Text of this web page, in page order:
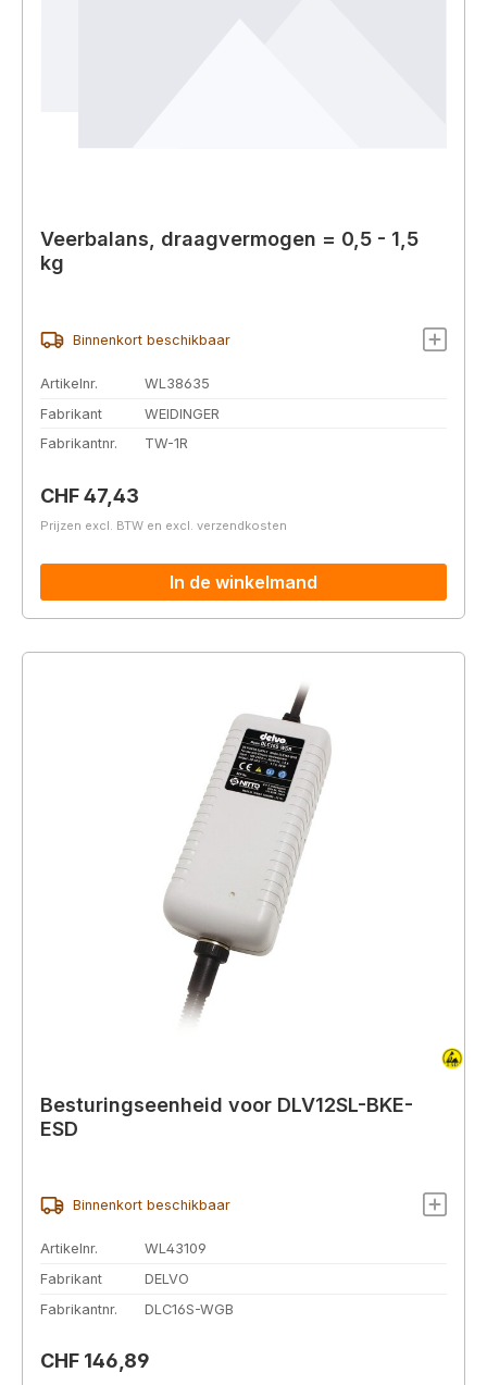
Veerbalans, draagvermogen = 0,5 - 1,5
kg
Binnenkort beschikbaar
Artikelnr.
WL38635
Fabrikant
WEIDINGER
Fabrikantnr.
TW-1R
Normale prijs:
CHF 47,43
Prijzen excl. BTW en excl. verzendkosten
In de winkelmand
Besturingseenheid voor DLV12SL-BKE-
ESD
Binnenkort beschikbaar
Artikelnr.
WL43109
Fabrikant
DELVO
Fabrikantnr.
DLC16S-WGB
Normale prijs:
CHF 146,89